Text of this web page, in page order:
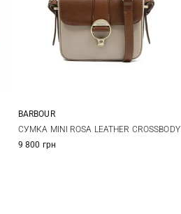
One Size
BARBOUR
СУМКА MINI ROSA LEATHER CROSSBODY
9 800 грн